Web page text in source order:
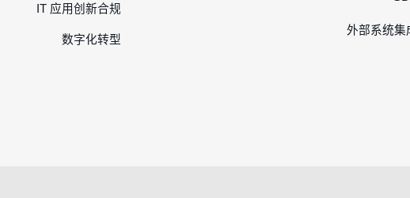
IT 应用创新合规
数字化转型
外部系统集